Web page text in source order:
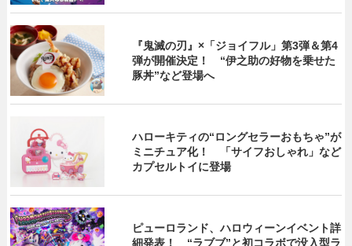
『鬼滅の刃』×「ジョイフル」第3弾＆第4
弾が開催決定！ “伊之助の好物を乗せた
豚丼”など登場へ
ハローキティの“ロングセラーおもちゃ”が
ミニチュア化！ 「サイフおしゃれ」など
カプセルトイに登場
ピューロランド、ハロウィーンイベント詳
細発表！ “ラブブ”と初コラボで没入型ラ